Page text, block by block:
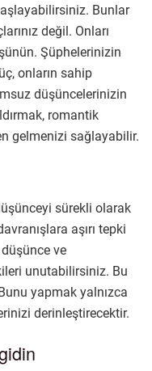
Bunlar
değil. Onları
Şüphelerinizin
onların sahip
düşüncelerinizin
romantik
gelmenizi sağlayabilir.
sürekli olarak
aşırı tepki
ve
unutabilirsiniz. Bu
yapmak yalnızca
derinleştirecektir.